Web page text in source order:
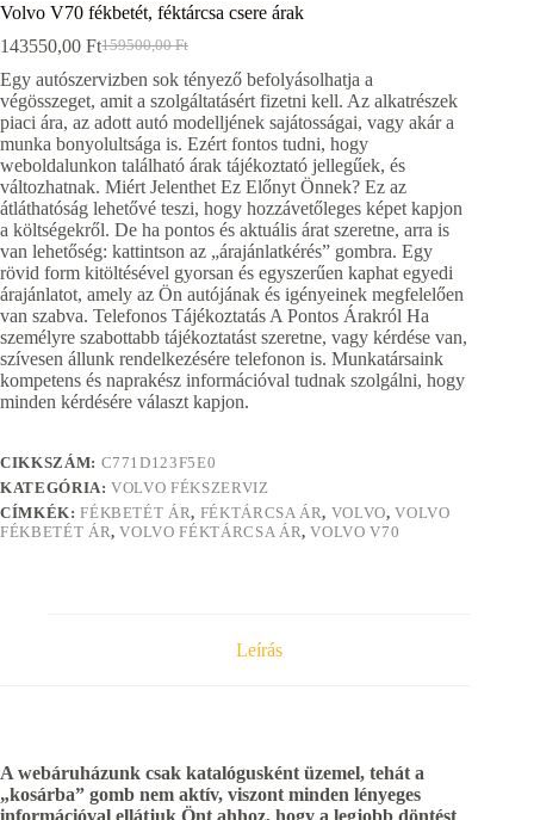
Volvo V70 fékbetét, féktárcsa csere árak
159500,00Ft
Original
price
was:
159500,00 Ft.
143550,00 FtCurrent
price
is:
143550,00 Ft.
Egy autószervizben sok tényező befolyásolhatja a
végösszeget, amit a szolgáltatásért fizetni kell. Az alkatrészek
piaci ára, az adott autó modelljének sajátosságai, vagy akár a
munka bonyolultsága is. Ezért fontos tudni, hogy
weboldalunkon található árak tájékoztató jellegűek, és
változhatnak. Miért Jelenthet Ez Előnyt Önnek? Ez az
átláthatóság lehetővé teszi, hogy hozzávetőleges képet kapjon
a költségekről. De ha pontos és aktuális árat szeretne, arra is
van lehetőség: kattintson az „árajánlatkérés” gombra. Egy
rövid form kitöltésével gyorsan és egyszerűen kaphat egyedi
árajánlatot, amely az Ön autójának és igényeinek megfelelően
van szabva. Telefonos Tájékoztatás A Pontos Árakról Ha
személyre szabottabb tájékoztatást szeretne, vagy kérdése van,
szívesen állunk rendelkezésére telefonon is. Munkatársaink
kompetens és naprakész információval tudnak szolgálni, hogy
minden kérdésére választ kapjon.
CIKKSZÁM: C771D123F5E0
KATEGÓRIA:VOLVO FÉKSZERVIZ
CÍMKÉK:FÉKBETÉT ÁR, FÉKTÁRCSA ÁR, VOLVO,VOLVO
FÉKBETÉT ÁR,VOLVO FÉKTÁRCSA ÁR,VOLVO V70
Leírás
A webáruházunk csak katalógusként üzemel, tehát a
„kosárba” gomb nem aktív, viszont minden lényeges